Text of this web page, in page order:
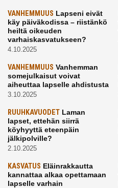
VANHEMMUUS Lapseni eivät
käy päiväkodissa – riistänkö
heiltä oikeuden
varhaiskasvatukseen?
4.10.2025
VANHEMMUUS Vanhemman
somejulkaisut voivat
aiheuttaa lapselle ahdistusta
3.10.2025
RUUHKAVUODET Laman
lapset, ettehän siirrä
köyhyyttä eteenpäin
jälkipolville?
2.10.2025
KASVATUS Eläinrakkautta
kannattaa alkaa opettamaan
lapselle varhain